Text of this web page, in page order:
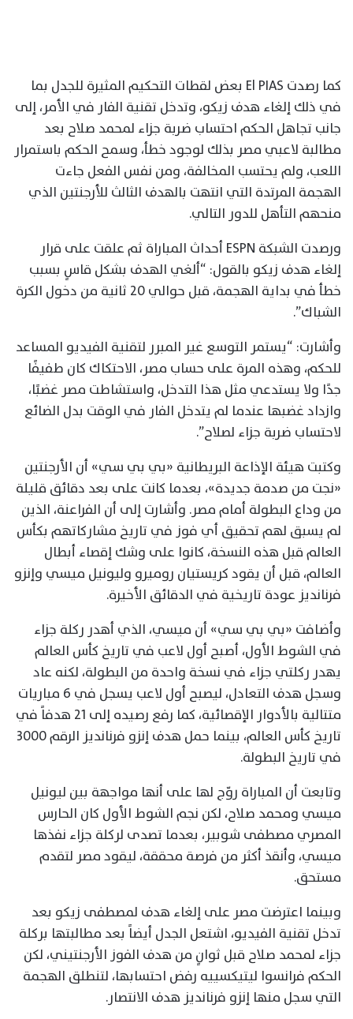
كما رصدت El PIAS بعض لقطات التحكيم المثيرة للجدل بما
في ذلك إلغاء هدف زيكو، وتدخل تقنية الفار في الأمر، إلى
جانب تجاهل الحكم احتساب ضربة جزاء لمحمد صلاح بعد
مطالبة لاعبي مصر بذلك لوجود خطأ، وسمح الحكم باستمرار
اللعب، ولم يحتسب المخالفة، ومن نفس الفعل جاءت
الهجمة المرتدة التي انتهت بالهدف الثالث للأرجنتين الذي
منحهم التأهل للدور التالي.
ورصدت الشبكة ESPN أحداث المباراة ثم علقت على قرار
إلغاء هدف زيكو بالقول: “ألغي الهدف بشكل قاسٍ بسبب
خطأ في بداية الهجمة، قبل حوالي 20 ثانية من دخول الكرة
الشباك”.
وأشارت: “يستمر التوسع غير المبرر لتقنية الفيديو المساعد
للحكم، وهذه المرة على حساب مصر، الاحتكاك كان طفيفًا
جدًا ولا يستدعي مثل هذا التدخل، واستشاطت مصر غضبًا،
وازداد غضبها عندما لم يتدخل الفار في الوقت بدل الضائع
لاحتساب ضربة جزاء لصلاح”.
وكتبت هيئة الإذاعة البريطانية «بي بي سي» أن الأرجنتين
«نجت من صدمة جديدة»، بعدما كانت على بعد دقائق قليلة
من وداع البطولة أمام مصر. وأشارت إلى أن الفراعنة، الذين
لم يسبق لهم تحقيق أي فوز في تاريخ مشاركاتهم بكأس
العالم قبل هذه النسخة، كانوا على وشك إقصاء أبطال
العالم، قبل أن يقود كريستيان روميرو وليونيل ميسي وإنزو
فرنانديز عودة تاريخية في الدقائق الأخيرة.
وأضافت «بي بي سي» أن ميسي، الذي أهدر ركلة جزاء
في الشوط الأول، أصبح أول لاعب في تاريخ كأس العالم
يهدر ركلتي جزاء في نسخة واحدة من البطولة، لكنه عاد
وسجل هدف التعادل، ليصبح أول لاعب يسجل في 6 مباريات
متتالية بالأدوار الإقصائية، كما رفع رصيده إلى 21 هدفاً في
تاريخ كأس العالم، بينما حمل هدف إنزو فرنانديز الرقم 3000
في تاريخ البطولة.
وتابعت أن المباراة روّج لها على أنها مواجهة بين ليونيل
ميسي ومحمد صلاح، لكن نجم الشوط الأول كان الحارس
المصري مصطفى شوبير، بعدما تصدى لركلة جزاء نفذها
ميسي، وأنقذ أكثر من فرصة محققة، ليقود مصر لتقدم
مستحق.
وبينما اعترضت مصر على إلغاء هدف لمصطفى زيكو بعد
تدخل تقنية الفيديو، اشتعل الجدل أيضاً بعد مطالبتها بركلة
جزاء لمحمد صلاح قبل ثوانٍ من هدف الفوز الأرجنتيني، لكن
الحكم فرانسوا ليتيكسييه رفض احتسابها، لتنطلق الهجمة
التي سجل منها إنزو فرنانديز هدف الانتصار.